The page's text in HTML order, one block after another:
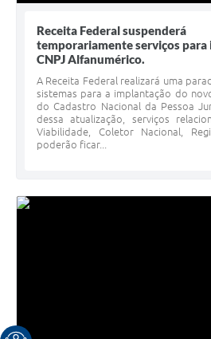
Receita Federal suspenderá
temporariamente serviços para
CNPJ Alfanumérico.
A Receita Federal realizará uma
sistemas para a implantação do
do Cadastro Nacional da Pessoa
dessa atualização, serviços
Viabilidade, Coletor Nacional,
poderão ficar...